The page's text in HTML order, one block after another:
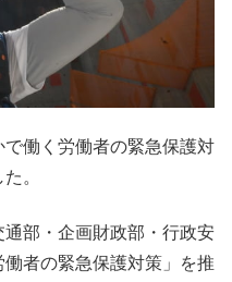
働く労働者の緊急保護対
。
部・企画財政部・行政安
者の緊急保護対策」を推